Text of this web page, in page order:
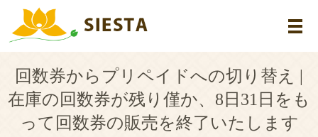
メ
回数券からプリペイドへの切り替え |
在庫の回数券が残り僅か、8日31日をも
って回数券の販売を終了いたします